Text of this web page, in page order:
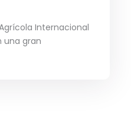
Internacional
una gran